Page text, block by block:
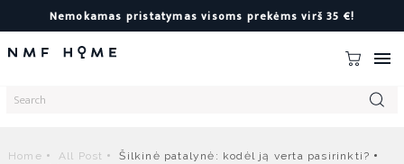
Nemokamas pristatymas visoms prekėms virš 35 €!

Home All Post Šilkinė patalynė: kodėl ją verta pasirinkti?